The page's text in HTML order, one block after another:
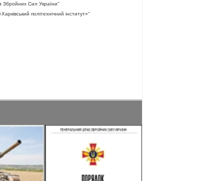
Збройних Сил України"
політехнічний інститут»"